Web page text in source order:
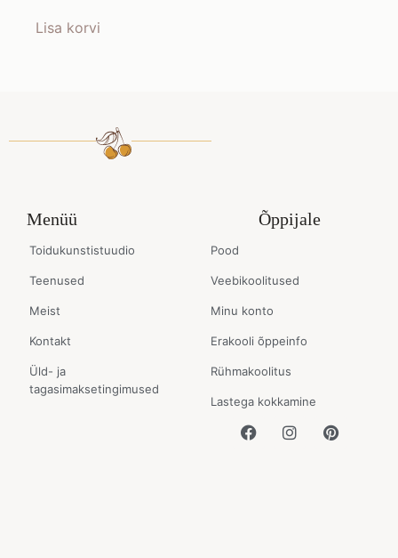
Lisa korvi
Menüü
Toidukunstistuudio
Teenused
Meist
Kontakt
Üld- ja
tagasimaksetingimused
Õppijale
Pood
Veebikoolitused
Minu konto
Erakooli õppeinfo
Rühmakoolitus
Lastega kokkamine